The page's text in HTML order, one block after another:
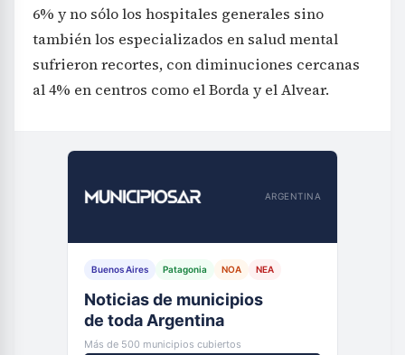
6% y no sólo los hospitales generales sino
también los especializados en salud mental
sufrieron recortes, con diminuciones cercanas
al 4% en centros como el Borda y el Alvear.
ARGENTINA
Buenos Aires Patagonia NOA NEA
Noticias de municipios
de toda Argentina
Más de 500 municipios cubiertos